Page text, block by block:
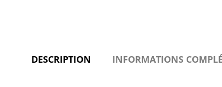
DESCRIPTION INFORMATIONS